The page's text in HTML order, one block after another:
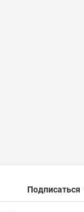
Подписаться